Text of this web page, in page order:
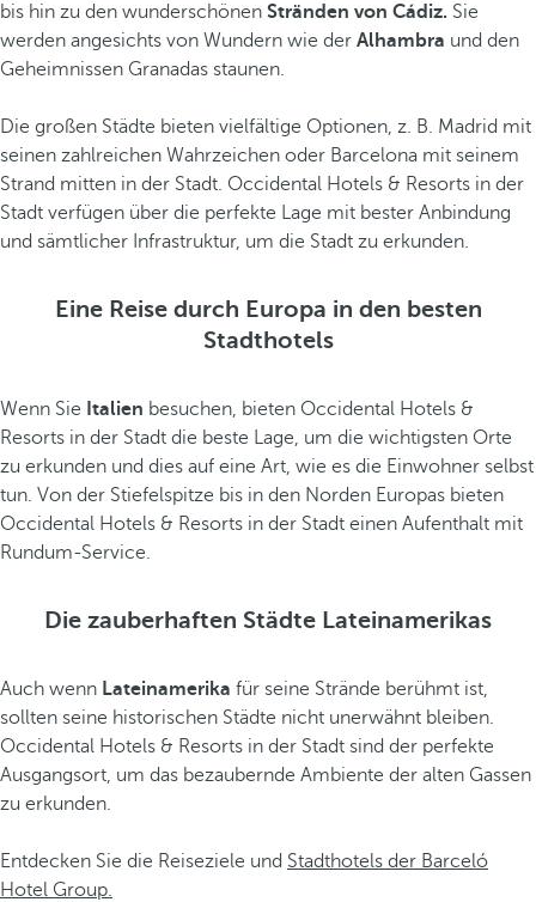
bis hin zu den wunderschönen Stränden von Cádiz. Sie
werden angesichts von Wundern wie der Alhambra und den
Geheimnissen Granadas staunen.
Die großen Städte bieten vielfältige Optionen, z. B. Madrid mit
seinen zahlreichen Wahrzeichen oder Barcelona mit seinem
Strand mitten in der Stadt. Occidental Hotels & Resorts in der
Stadt verfügen über die perfekte Lage mit bester Anbindung
und sämtlicher Infrastruktur, um die Stadt zu erkunden.
Eine Reise durch Europa in den besten
Stadthotels
Wenn Sie Italien besuchen, bieten Occidental Hotels &
Resorts in der Stadt die beste Lage, um die wichtigsten Orte
zu erkunden und dies auf eine Art, wie es die Einwohner selbst
tun. Von der Stiefelspitze bis in den Norden Europas bieten
Occidental Hotels & Resorts in der Stadt einen Aufenthalt mit
Rundum-Service.
Die zauberhaften Städte Lateinamerikas
Auch wenn Lateinamerika für seine Strände berühmt ist,
sollten seine historischen Städte nicht unerwähnt bleiben.
Occidental Hotels & Resorts in der Stadt sind der perfekte
Ausgangsort, um das bezaubernde Ambiente der alten Gassen
zu erkunden.
Entdecken Sie die Reiseziele und Stadthotels der Barceló
Hotel Group.